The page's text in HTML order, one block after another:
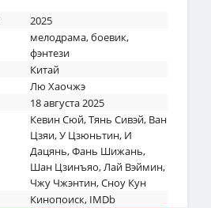
2025
мелодрама,боевик,
фэнтези
Китай
Лю Хаочжэ
18 августа 2025
Кевин Сюй,Тянь Сивэй, Ван
Цзяи,У Цзюньтин, И
Дацянь,Фань Шижань,
Шан Цзинъяо,Лай Вэймин,
Чжу Чжэнтин,Сноу Кун
Кинопоиск, IMDb